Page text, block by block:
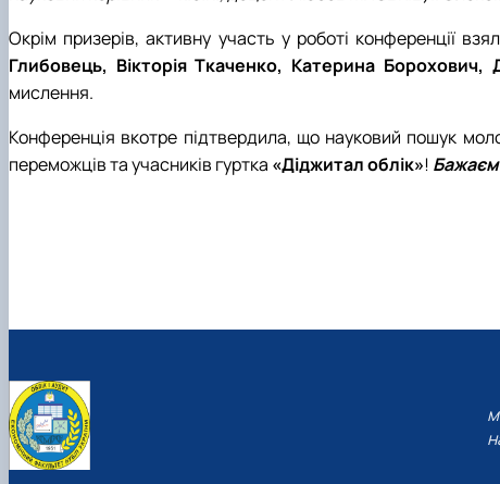
Окрім призерів, активну участь у роботі конференції
Глибовець, Вікторія Ткаченко, Катерина Борохович,
мислення.
Конференція вкотре підтвердила, що науковий пошук
переможців та учасників гуртка «Діджитал облік»!